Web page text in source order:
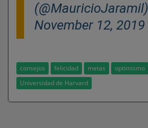
(@MauricioJaramil)
November 12, 2019
consejos felicidad metas
optimismo
Universidad de Harvard